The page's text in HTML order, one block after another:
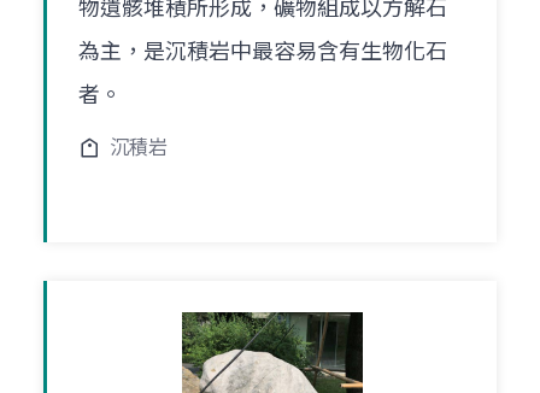
物遺骸堆積所形成，礦物組成以方解石
為主，是沉積岩中最容易含有生物化石
者。
沉積岩